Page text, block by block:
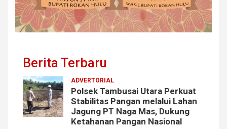
Berita Terbaru
ADVERTORIAL
Polsek Tambusai Utara Perkuat
Stabilitas Pangan melalui Lahan
Jagung PT Naga Mas, Dukung
Ketahanan Pangan Nasional